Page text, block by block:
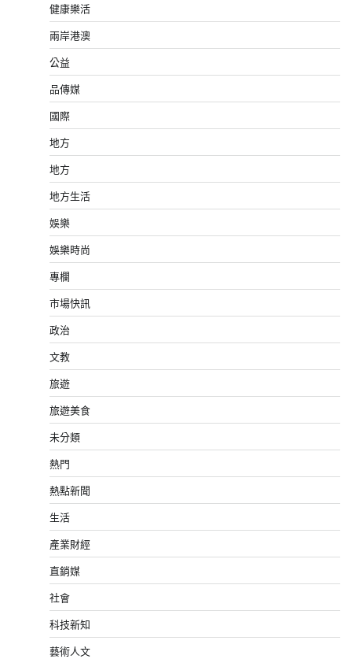
健康樂活
兩岸港澳
公益
品傳媒
國際
地方
地方
地方生活
娛樂
娛樂時尚
專欄
市場快訊
政治
文教
旅遊
旅遊美食
未分類
熱門
熱點新聞
生活
產業財經
直銷媒
社會
科技新知
藝術人文